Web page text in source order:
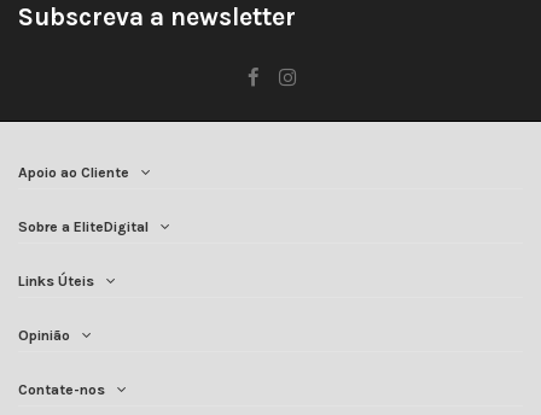
Subscreva a newsletter
Apoio ao Cliente
Sobre a EliteDigital
Links Úteis
Opinião
Contate-nos